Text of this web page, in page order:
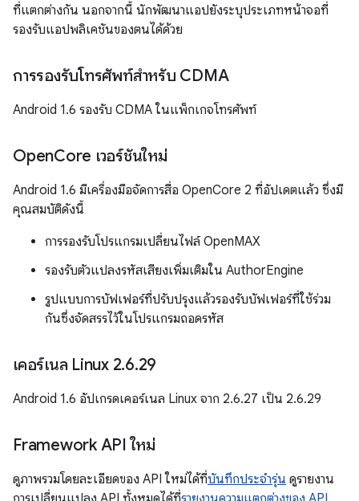
ที่แตกต่างกัน นอกจากนี้ นักพัฒนาแอปยังระบุประเภทหน้าจอที่
รองรับแอปพลิเคชันของตนได้ด้วย
การรองรับโทรศัพท์สำหรับ CDMA
Android 1.6 รองรับ CDMA ในแพ็กเกจโทรศัพท์
OpenCore เวอร์ชันใหม่
Android 1.6 มีเครื่องมือจัดการสื่อ OpenCore 2 ที่อัปเดตแล้ว ซึ่งมี
คุณสมบัติดังนี้
การรองรับโปรแกรมเปลี่ยนไฟล์ OpenMAX
รองรับตัวแปลงรหัสเสียงเพิ่มเติมใน AuthorEngine
รูปแบบการบัฟเฟอร์ที่ปรับปรุงแล้วรองรับบัฟเฟอร์ที่ใช้ร่วม
กันซึ่งจัดสรรไว้ในโปรแกรมถอดรหัส
เคอร์เนล Linux 2.6.29
Android 1.6 อัปเกรดเคอร์เนล Linux จาก 2.6.27 เป็น 2.6.29
Framework API ใหม่
ดูภาพรวมโดยละเอียดของ API ใหม่ได้ที่บันทึกประจำรุ่น ดูรายงาน